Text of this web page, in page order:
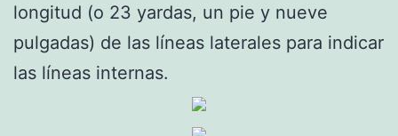
longitud (o 23 yardas, un pie y nueve
pulgadas) de las líneas laterales para indicar
las líneas internas.